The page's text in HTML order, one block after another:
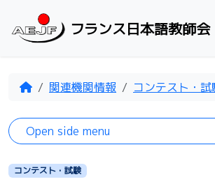
フランス日本語教師会
Home関連機関情報 コンテスト・試
コンテスト・試験
Open side menu